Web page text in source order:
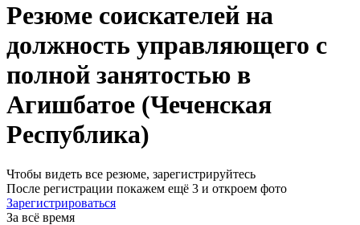
Резюме соискателей на
должность управляющего с
полной занятостью в
Агишбатое (Чеченская
Республика)
Чтобы видеть все резюме, зарегистрируйтесь
После регистрации покажем ещё 3 и откроем фото
Зарегистрироваться
За всё время